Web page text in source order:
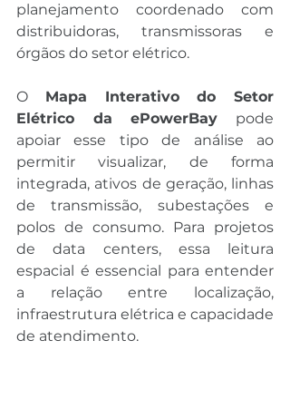
planejamento coordenado com
distribuidoras, transmissoras e
órgãos do setor elétrico.
O Mapa Interativo do Setor
Elétrico da ePowerBay pode
apoiar esse tipo de análise ao
permitir visualizar, de forma
integrada, ativos de geração, linhas
de transmissão, subestações e
polos de consumo. Para projetos
de data centers, essa leitura
espacial é essencial para entender
a relação entre localização,
infraestrutura elétrica e capacidade
de atendimento.